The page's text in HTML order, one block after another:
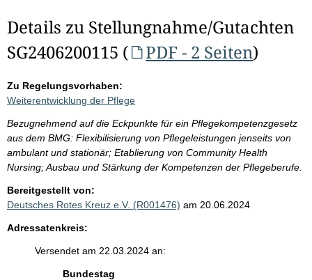
Details zu Stellungnahme/Gutachten
SG2406200115 (
PDF - 2 Seiten)
Zu Regelungsvorhaben:
Weiterentwicklung der Pflege
Bezugnehmend auf die Eckpunkte für ein Pflegekompetenzgesetz
aus dem BMG: Flexibilisierung von Pflegeleistungen jenseits von
ambulant und stationär; Etablierung von Community Health
Nursing; Ausbau und Stärkung der Kompetenzen der Pflegeberufe.
Bereitgestellt von:
Deutsches Rotes Kreuz e.V. (R001476) am 20.06.2024
Adressatenkreis:
Versendet am 22.03.2024 an:
Bundestag